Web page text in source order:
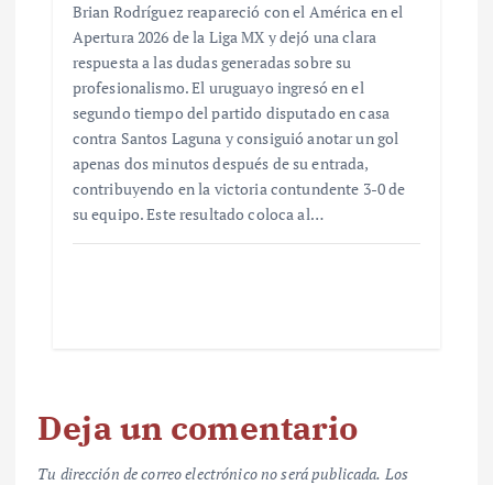
Brian Rodríguez reapareció con el América en el
Apertura 2026 de la Liga MX y dejó una clara
respuesta a las dudas generadas sobre su
profesionalismo. El uruguayo ingresó en el
segundo tiempo del partido disputado en casa
contra Santos Laguna y consiguió anotar un gol
apenas dos minutos después de su entrada,
contribuyendo en la victoria contundente 3-0 de
su equipo. Este resultado coloca al…
Deja un comentario
Tu dirección de correo electrónico no será publicada. Los